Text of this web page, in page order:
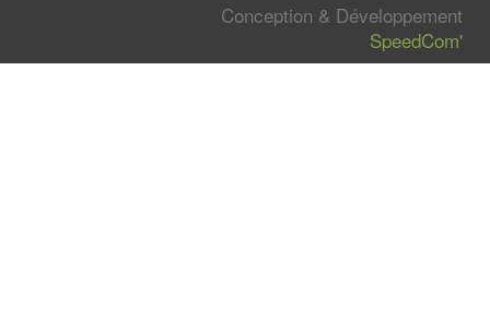
Conception & Développement
SpeedCom'